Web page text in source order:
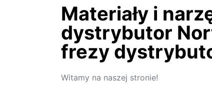
Materiały i
dystrybutor
frezy
Witamy na naszej stronie!